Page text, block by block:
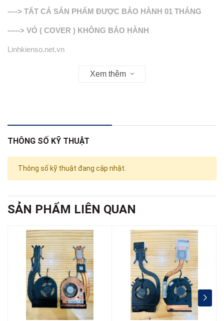
----> TẤT CẢ SẢN PHẨM ĐƯỢC BẢO HÀNH 01 THÁNG
-----> VỎ ( COVER ) KHÔNG BẢO HÀNH
Linhkienso.net.vn
Xem thêm
THÔNG SỐ KỸ THUẬT
Thông số kỹ thuật đang cập nhật.
SẢN PHẨM LIÊN QUAN